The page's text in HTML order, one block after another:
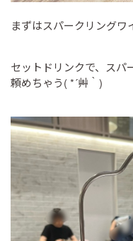
まずはスパークリングワ
セットドリンクで、スパ
頼めちゃう( *´艸｀)